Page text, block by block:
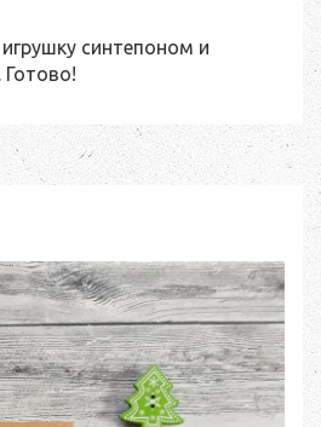
синтепоном и